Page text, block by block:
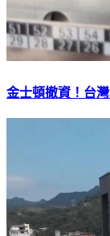
金士頓撤資！台